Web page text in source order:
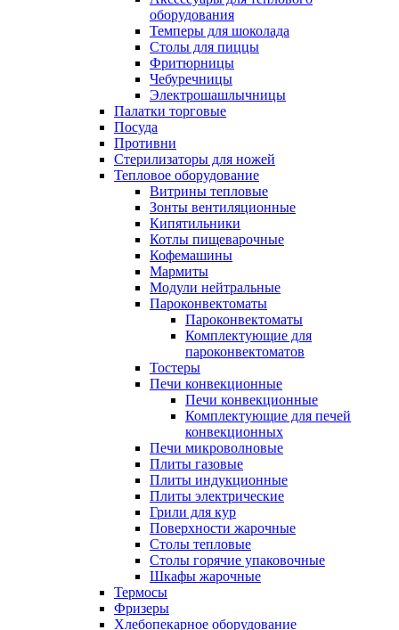
оборудования
Темперы для шоколада
Столы для пиццы
Фритюрницы
Чебуречницы
Электрошашлычницы
Палатки торговые
Посуда
Противни
Стерилизаторы для ножей
Тепловое оборудование
Витрины тепловые
Зонты вентиляционные
Кипятильники
Котлы пищеварочные
Кофемашины
Мармиты
Модули нейтральные
Пароконвектоматы
Пароконвектоматы
Комплектующие для
пароконвектоматов
Тостеры
Печи конвекционные
Печи конвекционные
Комплектующие для печей
конвекционных
Печи микроволновые
Плиты газовые
Плиты индукционные
Плиты электрические
Грили для кур
Поверхности жарочные
Столы тепловые
Столы горячие упаковочные
Шкафы жарочные
Термосы
Фризеры
Хлебопекарное оборудование